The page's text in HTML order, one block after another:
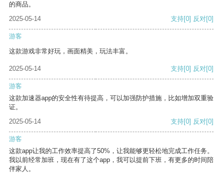
的商品。
2025-05-14
支持[0] 反对[0]
游客
这款游戏非常好玩，画面精美，玩法丰富。
2025-05-14 支持[0] 反对[0]
游客
这款加速器app的安全性有待提高，可以加强防护措施，比如增加双重验
证。
2025-05-14
支持[0] 反对[0]
游客
这款app让我的工作效率提高了50%，让我能够更轻松地完成工作任务。
我以前经常加班，现在有了这个app，我可以提前下班，有更多的时间陪
伴家人。